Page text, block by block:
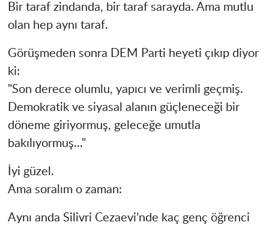
Bir taraf zindanda, bir taraf sarayda. Ama mutlu
olan hep aynı taraf.
Görüşmeden sonra DEM Parti heyeti çıkıp diyor
ki:
"Son derece olumlu, yapıcı ve verimli geçmiş.
Demokratik ve siyasal alanın güçleneceği bir
döneme giriyormuş, geleceğe umutla
bakılıyormuş..."
İyi güzel.
Ama soralım o zaman:
Aynı anda Silivri Cezaevi’nde kaç genç öğrenci